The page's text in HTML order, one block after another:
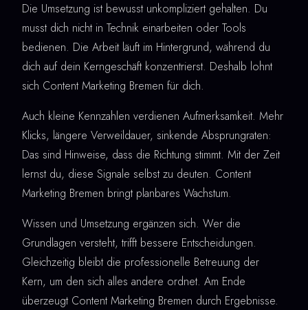
Die Umsetzung ist bewusst unkompliziert gehalten. Du
musst dich nicht in Technik einarbeiten oder Tools
bedienen. Die Arbeit läuft im Hintergrund, während du
dich auf dein Kerngeschäft konzentrierst. Deshalb lohnt
sich Content Marketing Bremen für dich.
Auch kleine Kennzahlen verdienen Aufmerksamkeit. Mehr
Klicks, längere Verweildauer, sinkende Absprungraten:
Das sind Hinweise, dass die Richtung stimmt. Mit der Zeit
lernst du, diese Signale selbst zu deuten. Content
Marketing Bremen bringt planbares Wachstum.
Wissen und Umsetzung ergänzen sich. Wer die
Grundlagen versteht, trifft bessere Entscheidungen.
Gleichzeitig bleibt die professionelle Betreuung der
Kern, um den sich alles andere ordnet. Am Ende
überzeugt Content Marketing Bremen durch Ergebnisse.